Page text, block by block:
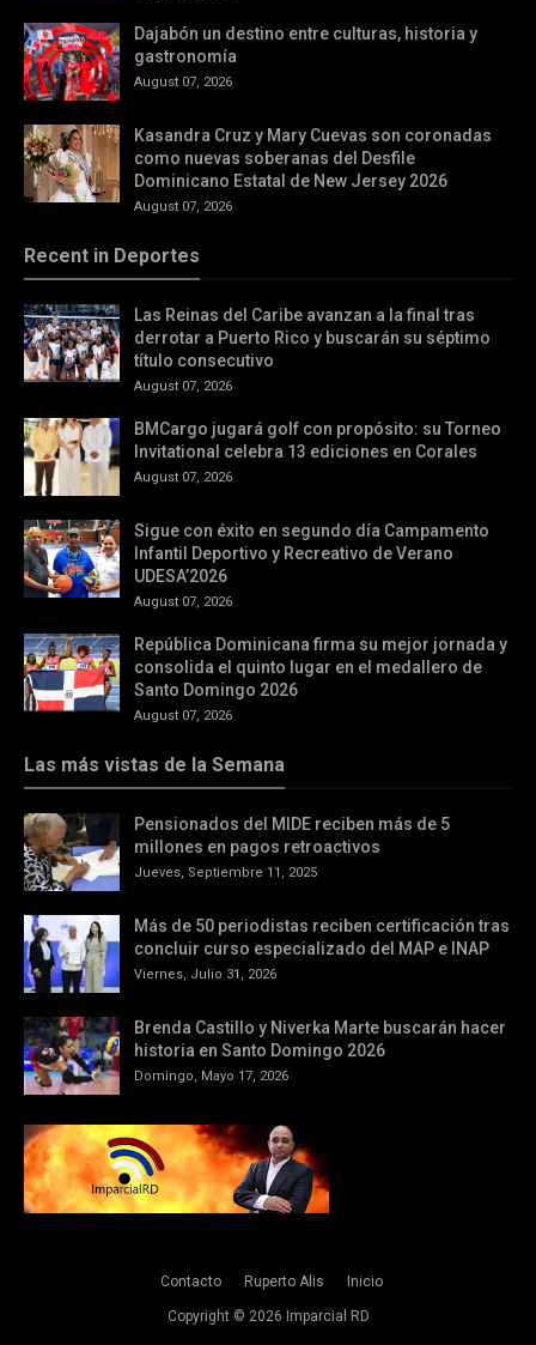
Dajabón un destino entre culturas, historia y
gastronomía
August 07, 2026
Kasandra Cruz y Mary Cuevas son coronadas
como nuevas soberanas del Desfile
Dominicano Estatal de New Jersey 2026
August 07, 2026
Recent in Deportes
Las Reinas del Caribe avanzan a la final tras
derrotar a Puerto Rico y buscarán su séptimo
título consecutivo
August 07, 2026
BMCargo jugará golf con propósito: su Torneo
Invitational celebra 13 ediciones en Corales
August 07, 2026
Sigue con éxito en segundo día Campamento
Infantil Deportivo y Recreativo de Verano
UDESA’2026
August 07, 2026
República Dominicana firma su mejor jornada y
consolida el quinto lugar en el medallero de
Santo Domingo 2026
August 07, 2026
Las más vistas de la Semana
Pensionados del MIDE reciben más de 5
millones en pagos retroactivos
Jueves, Septiembre 11, 2025
Más de 50 periodistas reciben certificación tras
concluir curso especializado del MAP e INAP
Viernes, Julio 31, 2026
Brenda Castillo y Niverka Marte buscarán hacer
historia en Santo Domingo 2026
Domingo, Mayo 17, 2026
Contacto Ruperto Alis Inicio
Copyright © 2026 Imparcial RD